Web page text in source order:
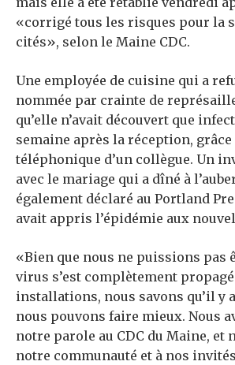
«corrigé tous les risques pour la
cités», selon le Maine CDC.
Une employée de cuisine qui a
nommée par crainte de
qu’elle n’avait découvert que
semaine après la réception, grâce
téléphonique d’un collègue. Un
avec le mariage qui a dîné à
également déclaré au Portland
avait appris l’épidémie aux
«Bien que nous ne puissions pas
virus s’est complètement
installations, nous savons qu’il y
nous pouvons faire mieux. Nous
notre parole au CDC du Maine, et
notre communauté et à nos